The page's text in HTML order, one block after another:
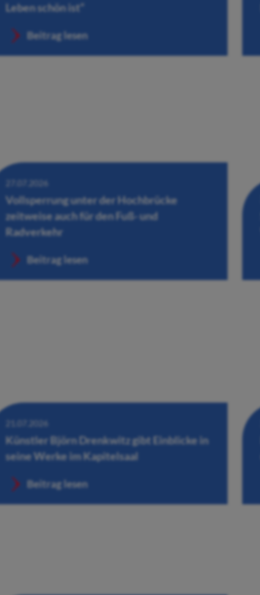
Leben schön ist“
Beitrag lesen
27.07.2026
Vollsperrung unter der Hochbrücke
zeitweise auch für den Fuß- und
Radverkehr
Beitrag lesen
21.07.2026
Künstler Björn Drenkwitz gibt Einblicke in
seine Werke im Kapitelsaal
Beitrag lesen